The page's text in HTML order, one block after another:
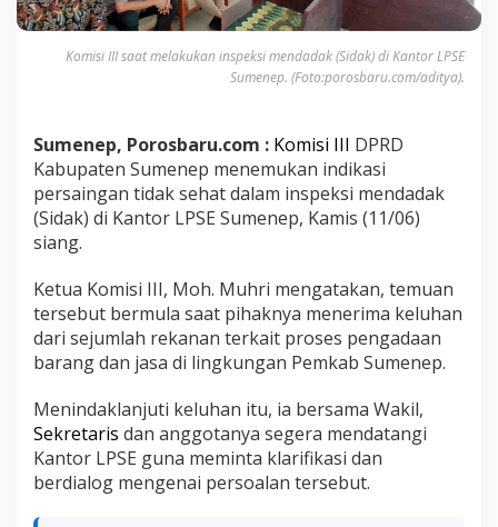
e
r
s
g
a
n
T
i
k
S
e
h
a
T
e
n
d
e
r
Komisi III saat melakukan inspeksi mendadak (Sidak) di Kantor LPSE
Sumenep. (Foto:porosbaru.com/aditya).
Sumenep, Porosbaru.com : Komisi III DPRD
Kabupaten Sumenep menemukan indikasi
persaingan tidak sehat dalam inspeksi mendadak
(Sidak) di Kantor LPSE Sumenep, Kamis (11/06)
siang.
Ketua Komisi III, Moh. Muhri mengatakan, temuan
tersebut bermula saat pihaknya menerima keluhan
dari sejumlah rekanan terkait proses pengadaan
barang dan jasa di lingkungan Pemkab Sumenep.
Menindaklanjuti keluhan itu, ia bersama Wakil,
Sekretaris dan anggotanya segera mendatangi
Kantor LPSE guna meminta klarifikasi dan
berdialog mengenai persoalan tersebut.